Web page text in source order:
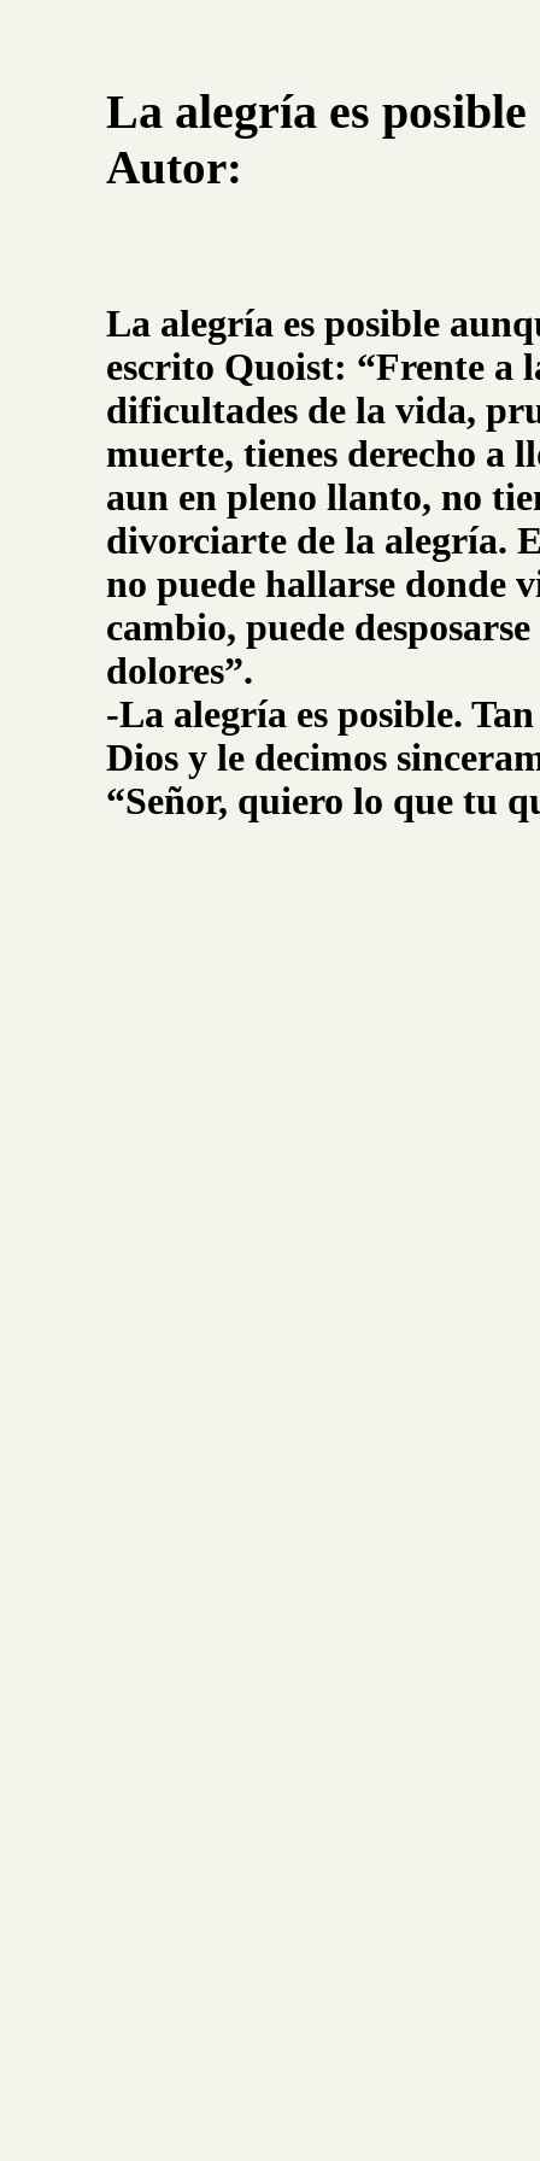
La alegría es posible
Autor:
La alegría es posible
escrito Quoist: “Frente a
dificultades de la vida,
muerte, tienes derecho a
aun en pleno llanto, no
divorciarte de la alegría.
no puede hallarse donde
cambio, puede
dolores”.
-La alegría es posible.
Dios y le decimos
“Señor, quiero lo que tu